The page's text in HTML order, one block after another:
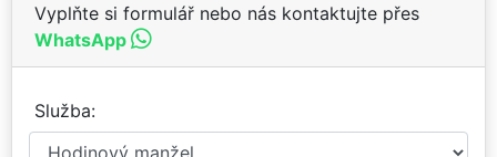
Vyplňte si formulář nebo nás kontaktujte přes
WhatsApp
Služba